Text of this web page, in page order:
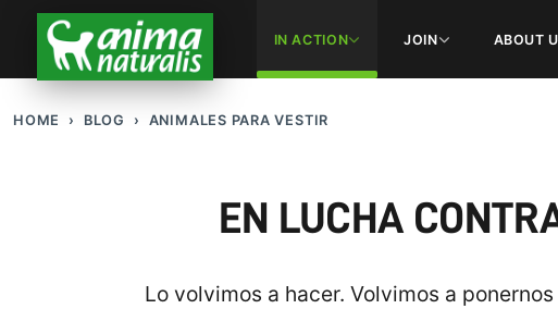
IN ACTION JOIN ABOUT
HOME BLOG ANIMALES PARA VESTIR
EN LUCHA
Lo volvimos a hacer. Volvimos a